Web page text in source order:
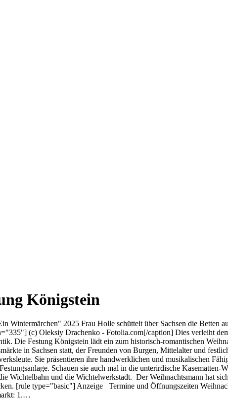
Königstein
Wintermärchen" 2025 Frau Holle schüttelt über Sachsen die Betten
(c) Oleksiy Drachenko - Fotolia.com[/caption] Dies verleiht
Die Festung Königstein lädt ein zum historisch-romantischen
in Sachsen statt, der Freunden von Burgen, Mittelalter und
Sie präsentieren ihre handwerklichen und musikalischen
Schauen sie auch mal in die unterirdische
Wichtelbahn und die Wichtelwerkstadt. Der Weihnachtsmann hat
[rule type="basic"] Anzeige Termine und Öffnungszeiten
1.…